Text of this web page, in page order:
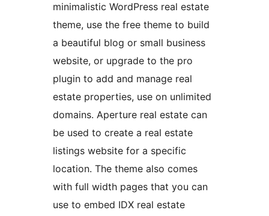
minimalistic WordPress real estate
theme, use the free theme to build
a beautiful blog or small business
website, or upgrade to the pro
plugin to add and manage real
estate properties, use on unlimited
domains. Aperture real estate can
be used to create a real estate
listings website for a specific
location. The theme also comes
with full width pages that you can
use to embed IDX real estate